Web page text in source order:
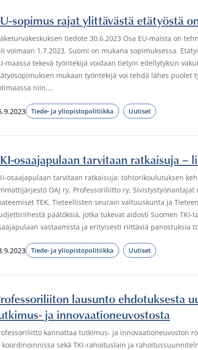
sopimus rajat ylittävästä etätyöstä
tiedote 30.6.2023 Osa EU-maista on
voimaan 1.7.2023. Suomi on mukana sopimuksessa.
maassa tekevä työntekijä voidaan tietyin edellytyksin
mukaan työntekijä voi tehdä lähes
niin,…
Tiede- ja yliopistopolitiikka Uutiset
osaajapulaan tarvitaan ratkaisuja
osaajapulaan tarvitaan ratkaisuja: tohtorikoulutuksen
OAJ ry, Professoriliitto ry,
TEK, Tieteellisten seurain valtuuskunta ja
päätöksiä, jotka tukevat aidosti Suomen
vastaamista ja erityisesti riittäviä panostuksia
Tiede- ja yliopistopolitiikka Uutiset
lausunto ehdotuksesta
ja innovaationeuvostosta
kannattaa tutkimus- ja innovaationeuvoston
koordinoinnissa sekä TKI-rahoituslain ja